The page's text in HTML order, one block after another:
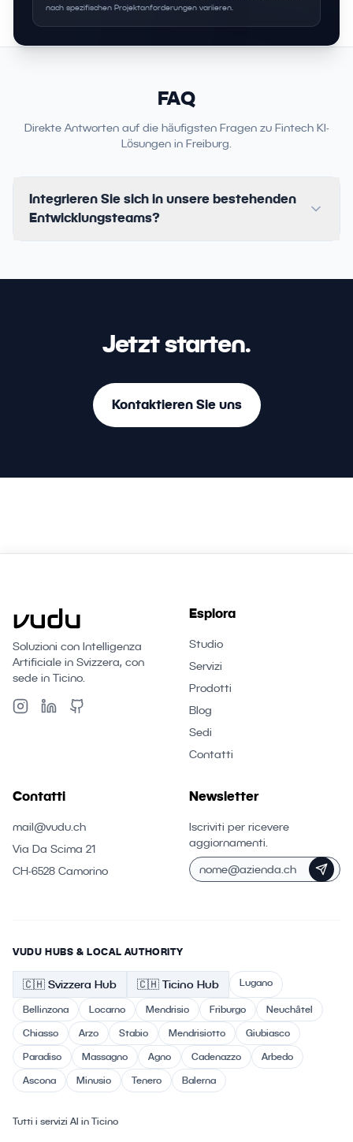
nach spezifischen Projektanforderungen variieren.
FAQ
Direkte Antworten auf die häufigsten Fragen zu Fintech KI-
Lösungen in Freiburg.
Integrieren Sie sich in unsere bestehenden
Entwicklungsteams?
Jetzt starten.
Kontaktieren Sie uns
Soluzioni con Intelligenza
Artificiale in Svizzera, con
sede in Ticino.
Esplora
Studio
Servizi
Prodotti
Blog
Sedi
Contatti
Contatti
mail@vudu.ch
Via Da Scima 21
CH-6528 Camorino
Newsletter
Iscriviti per ricevere
aggiornamenti.
VUDU HUBS & LOCAL AUTHORITY
🇨🇭 Svizzera Hub 🇨🇭 Ticino Hub Lugano
Bellinzona Locarno Mendrisio Friburgo
Neuchâtel
Chiasso
Arzo Stabio Mendrisiotto
Giubiasco
Paradiso
Massagno Agno Cadenazzo
Arbedo
Ascona
Minusio Tenero Balerna
Tutti i servizi AI in Ticino